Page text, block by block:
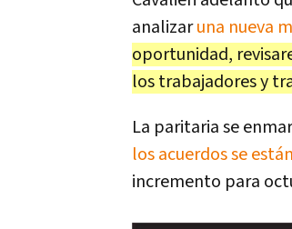
analizaruna nueva
oportunidad,
los trabajadores y
La paritaria se
los acuerdos se
incremento para